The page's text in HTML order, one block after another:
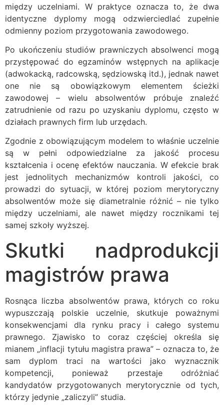
między uczelniami. W praktyce oznacza to, że dwa
identyczne dyplomy mogą odzwierciedlać zupełnie
odmienny poziom przygotowania zawodowego.
Po ukończeniu studiów prawniczych absolwenci mogą
przystępować do egzaminów wstępnych na aplikacje
(adwokacką, radcowską, sędziowską itd.), jednak nawet
one nie są obowiązkowym elementem ścieżki
zawodowej – wielu absolwentów próbuje znaleźć
zatrudnienie od razu po uzyskaniu dyplomu, często w
działach prawnych firm lub urzędach.
Zgodnie z obowiązującym modelem to właśnie uczelnie
są w pełni odpowiedzialne za jakość procesu
kształcenia i ocenę efektów nauczania. W efekcie brak
jest jednolitych mechanizmów kontroli jakości, co
prowadzi do sytuacji, w której poziom merytoryczny
absolwentów może się diametralnie różnić – nie tylko
między uczelniami, ale nawet między rocznikami tej
samej szkoły wyższej.
Skutki nadprodukcji
magistrów prawa
Rosnąca liczba absolwentów prawa, których co roku
wypuszczają polskie uczelnie, skutkuje poważnymi
konsekwencjami dla rynku pracy i całego systemu
prawnego. Zjawisko to coraz częściej określa się
mianem „inflacji tytułu magistra prawa” – oznacza to, że
sam dyplom traci na wartości jako wyznacznik
kompetencji, ponieważ przestaje odróżniać
kandydatów przygotowanych merytorycznie od tych,
którzy jedynie „zaliczyli” studia.